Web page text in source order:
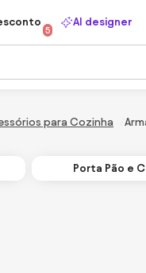
5
AI designer
para Cozinha
Porta Pão e